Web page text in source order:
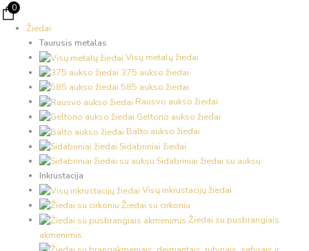
0
Žiedai
Taurusis metalas
Visų metalų žiedai
375 aukso žiedai
585 aukso žiedai
Rausvo aukso žiedai
Geltono aukso žiedai
Balto aukso žiedai
Sidabriniai žiedai
Sidabriniai žiedai su auksu
Inkrustacija
Visų inkrustacijų žiedai
Žiedai su cirkoniu
Žiedai su pusbrangiais
akmenimis